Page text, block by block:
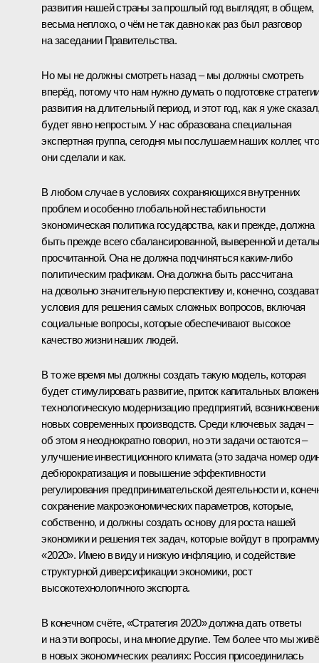
развития нашей страны за прошлый год выглядят, в общем,
весьма неплохо, о чём не так давно как раз был разговор
на заседании Правительства.
Но мы не должны смотреть назад – мы должны смотреть
вперёд, потому что нам нужно думать о подготовке
развития на длительный период, и этот год, как я уже
будет явно непростым. У нас образована специальная
экспертная группа, сегодня мы послушаем наших коллег, что
они сделали и как.
В любом случае в условиях сохраняющихся внутренних
проблем и особенно глобальной нестабильности
экономическая политика государства, как и прежде, должна
быть прежде всего сбалансированной, выверенной и
просчитанной. Она не должна подчиняться каким‑либо
политическим графикам. Она должна быть рассчитана
на довольно значительную перспективу и, конечно,
условия для решения самых сложных вопросов, включая
социальные вопросы, которые обеспечивают высокое
качество жизни наших людей.
В то же время мы должны создать такую модель, которая
будет стимулировать развитие, приток капитальных
технологическую модернизацию предприятий,
новых современных производств. Среди ключевых задач –
об этом я неоднократно говорил, но эти задачи остаются –
улучшение инвестиционного климата (это задача номер
дебюрократизация и повышение эффективности
регулирования предпринимательской деятельности и,
сохранение макроэкономических параметров, которые,
собственно, и должны создать основу для роста нашей
экономики и решения тех задач, которые войдут в
«2020». Имею в виду и низкую инфляцию, и содействие
структурной диверсификации экономики, рост
высокотехнологичного экспорта.
В конечном счёте, «Стратегия 2020» должна дать ответы
и на эти вопросы, и на многие другие. Тем более что мы
в новых экономических реалиях: Россия присоединилась